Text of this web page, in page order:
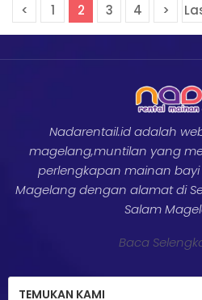
< 1 2 3 4 >
Nadarentail.id adalah
magelang,muntilan yang
perlengkapan mainan
Magelang dengan alamat di
Salam
Baca
TEMUKAN KAMI